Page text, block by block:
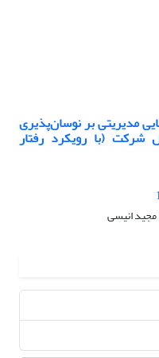
مدیریتی بر نوسان‌پذیری
شرکت (با رویکرد رفتار
انیسی